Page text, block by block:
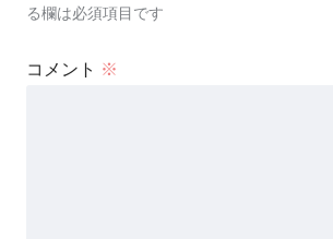
る欄は必須項目です
コメント ※